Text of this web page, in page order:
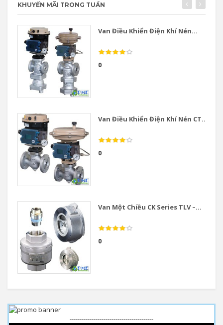
KHUYẾN MÃI TRONG TUẦN
Van Điều Khiển Điện Khí Nén...
0
Van Điều Khiển Điện Khí Nén CT...
0
Van Một Chiều CK Series TLV –...
0
------------------------------------------